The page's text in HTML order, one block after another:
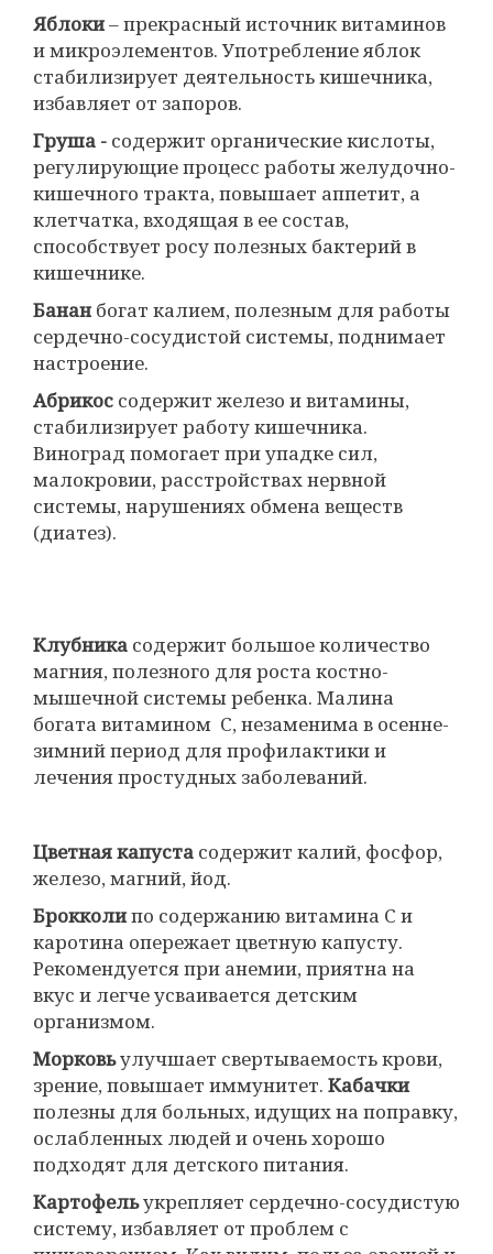
Яблоки– прекрасный источник витаминов
и микроэлементов. Употребление яблок
стабилизирует деятельность кишечника,
избавляет от запоров.
Груша - содержит органические кислоты,
регулирующие процесс работы желудочно-
кишечного тракта, повышает аппетит, а
клетчатка, входящая в ее состав,
способствует росу полезных бактерий в
кишечнике.
Бананбогат калием, полезным для работы
сердечно-сосудистой системы, поднимает
настроение.
Абрикос содержит железо и витамины,
стабилизирует работу кишечника.
Виноград помогает при упадке сил,
малокровии, расстройствах нервной
системы, нарушениях обмена веществ
(диатез).
Клубника содержит большое количество
магния, полезного для роста костно-
мышечной системы ребенка. Малина
богата витамином С, незаменима в осенне-
зимний период для профилактики и
лечения простудных заболеваний.
Цветная капуста содержит калий, фосфор,
железо, магний, йод.
Брокколипо содержанию витамина С и
каротина опережает цветную капусту.
Рекомендуется при анемии, приятна на
вкус и легче усваивается детским
организмом.
Морковьулучшает свертываемость крови,
зрение, повышает иммунитет. Кабачки
полезны для больных, идущих на поправку,
ослабленных людей и очень хорошо
подходят для детского питания.
Картофельукрепляет сердечно-сосудистую
систему, избавляет от проблем с